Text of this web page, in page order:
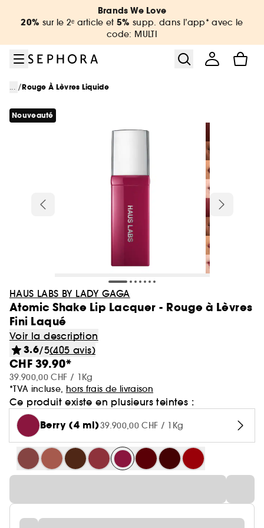
Aller au contenu principal
Aller au pied de pageBrands We Love
20% sur le 2ᵉ article et 5% supp. dans l’app* avec le
code: MULTI
... /Rouge À Lèvres Liquide
Nouveauté
HAUS LABS BY LADY GAGA
Atomic Shake Lip Lacquer - Rouge à Lèvres
Fini Laqué
Voir la description
3.6/5(405 avis)
CHF 39.90*
39.900,00 CHF / 1Kg
*TVA incluse, hors frais de livraison
Ce produit existe en plusieurs teintes :
Berry (4 ml)39.900,00 CHF / 1Kg